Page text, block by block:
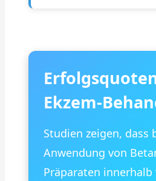
Ekzem-
Studien zeigen, dass
Anwendung von
Präparaten innerhalb